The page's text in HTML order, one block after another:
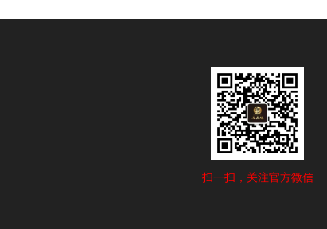
扫一扫，关注官方微信